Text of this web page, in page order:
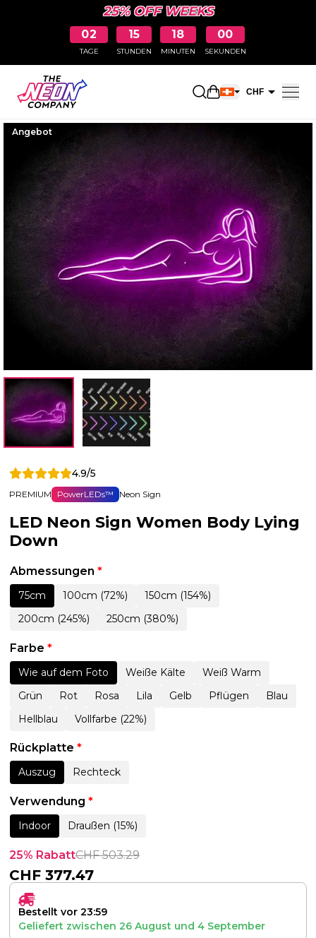
25% OFF WEEKS
02
TAGE
15
STUNDEN
17
MINUTEN
59
SEKUNDEN
Einkaufswagen
CHF
Angebot
4.9/5
PREMIUM PowerLEDs™ Neon Sign
LED Neon Sign Women Body Lying
Down
Abmessungen *
75cm 100cm (72%)
150cm (154%)
200cm (245%)
250cm (380%)
Farbe *
Wie auf dem Foto Weiße Kälte
Weiß Warm
Grün
Rot Rosa Lila Gelb Pflügen
Blau
Hellblau
Vollfarbe (22%)
Rückplatte *
Auszug Rechteck
Verwendung *
Indoor Draußen (15%)
25% RabattCHF503.29
CHF 377.47
Bestellt vor 23:59
Geliefert zwischen 26 August und 4 September